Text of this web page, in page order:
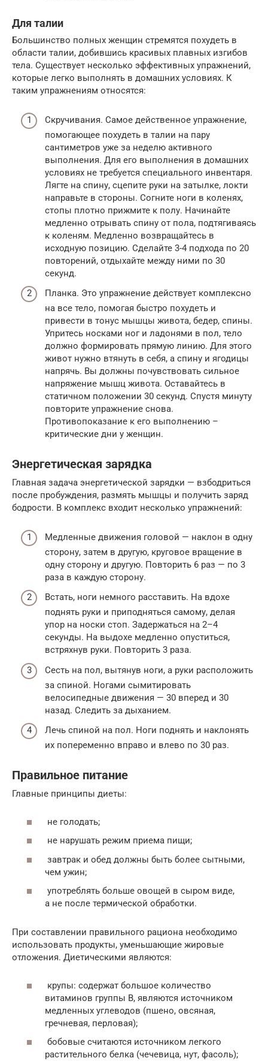
Для талии
Большинство полных женщин стремятся похудеть в
области талии, добившись красивых плавных изгибов
тела. Существует несколько эффективных упражнений,
которые легко выполнять в домашних условиях. К
таким упражнениям относятся:
Скручивания. Самое действенное упражнение,
помогающее похудеть в талии на пару
сантиметров уже за неделю активного
выполнения. Для его выполнения в домашних
условиях не требуется специального инвентаря.
Лягте на спину, сцепите руки на затылке, локти
направьте в стороны. Согните ноги в коленях,
стопы плотно прижмите к полу. Начинайте
медленно отрывать спину от пола, подтягиваясь
к коленям. Медленно возвращайтесь в
исходную позицию. Сделайте 3-4 подхода по 20
повторений, отдыхайте между ними по 30
секунд.
Планка. Это упражнение действует комплексно
на все тело, помогая быстро похудеть и
привести в тонус мышцы живота, бедер, спины.
Упритесь носками ног и ладонями в пол, тело
должно формировать прямую линию. Для этого
живот нужно втянуть в себя, а спину и ягодицы
напрячь. Вы должны почувствовать сильное
напряжение мышц живота. Оставайтесь в
статичном положении 30 секунд. Спустя минуту
повторите упражнение снова.
Противопоказание к его выполнению –
критические дни у женщин.
Энергетическая зарядка
Главная задача энергетической зарядки — взбодриться
после пробуждения, размять мышцы и получить заряд
бодрости. В комплекс входит несколько упражнений:
Медленные движения головой — наклон в одну
сторону, затем в другую, круговое вращение в
одну сторону и другую. Повторить 6 раз — по 3
раза в каждую сторону.
Встать, ноги немного расставить. На вдохе
поднять руки и приподняться самому, делая
упор на носки стоп. Задержаться на 2–4
секунды. На выдохе медленно опуститься,
встряхнув руки. Повторить 3 раза.
Сесть на пол, вытянув ноги, а руки расположить
за спиной. Ногами сымитировать
велосипедные движения — 30 вперед и 30
назад. Следить за дыханием.
Лечь спиной на пол. Ноги поднять и наклонять
их попеременно вправо и влево по 30 раз.
Правильное питание
Главные принципы диеты:
не голодать;
не нарушать режим приема пищи;
завтрак и обед должны быть более сытными,
чем ужин;
употреблять больше овощей в сыром виде,
а не после термической обработки.
При составлении правильного рациона необходимо
использовать продукты, уменьшающие жировые
отложения. Диетическими являются:
крупы: содержат большое количество
витаминов группы В, являются источником
медленных углеводов (пшено, овсяная,
гречневая, перловая);
бобовые считаются источником легкого
растительного белка (чечевица, нут, фасоль);